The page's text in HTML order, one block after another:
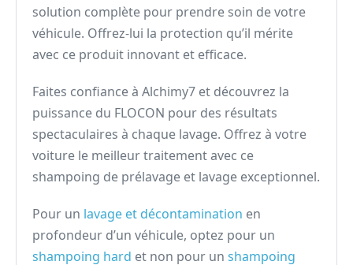
solution complète pour prendre soin de votre
véhicule. Offrez-lui la protection qu’il mérite
avec ce produit innovant et efficace.
Faites confiance à Alchimy7 et découvrez la
puissance du FLOCON pour des résultats
spectaculaires à chaque lavage. Offrez à votre
voiture le meilleur traitement avec ce
shampoing de prélavage et lavage exceptionnel.
Pour un lavage et décontamination en
profondeur d’un véhicule, optez pour un
shampoing hard et non pour un shampoing